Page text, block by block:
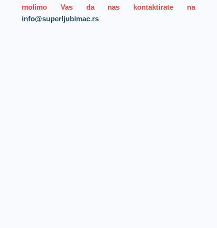
molimo Vas da nas kontaktirate na
info@superljubimac.rs